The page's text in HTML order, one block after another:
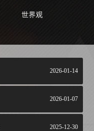
世界观
2026-01-14
2026-01-07
2025-12-30